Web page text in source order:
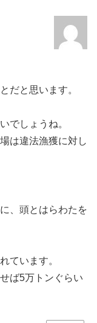
だと思います。
でしょうね。
は違法漁獲に対し
、頭とはらわたを
ています。
ば5万トンぐらい